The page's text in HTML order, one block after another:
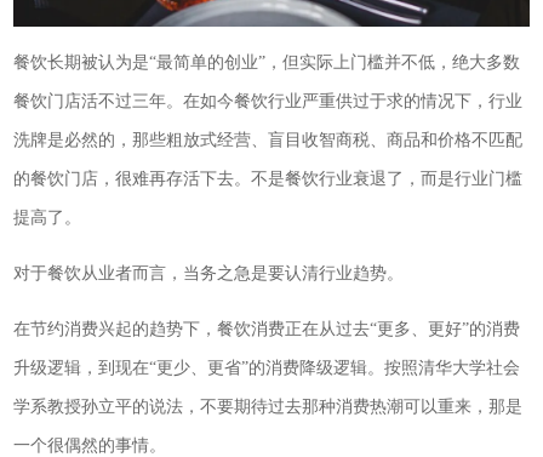
餐饮长期被认为是“最简单的创业”，但实际上门槛并不低，绝大多数
餐饮门店活不过三年。在如今餐饮行业严重供过于求的情况下，行业
洗牌是必然的，那些粗放式经营、盲目收智商税、商品和价格不匹配
的餐饮门店，很难再存活下去。不是餐饮行业衰退了，而是行业门槛
提高了。
对于餐饮从业者而言，当务之急是要认清行业趋势。
在节约消费兴起的趋势下，餐饮消费正在从过去“更多、更好”的消费
升级逻辑，到现在“更少、更省”的消费降级逻辑。按照清华大学社会
学系教授孙立平的说法，不要期待过去那种消费热潮可以重来，那是
一个很偶然的事情。